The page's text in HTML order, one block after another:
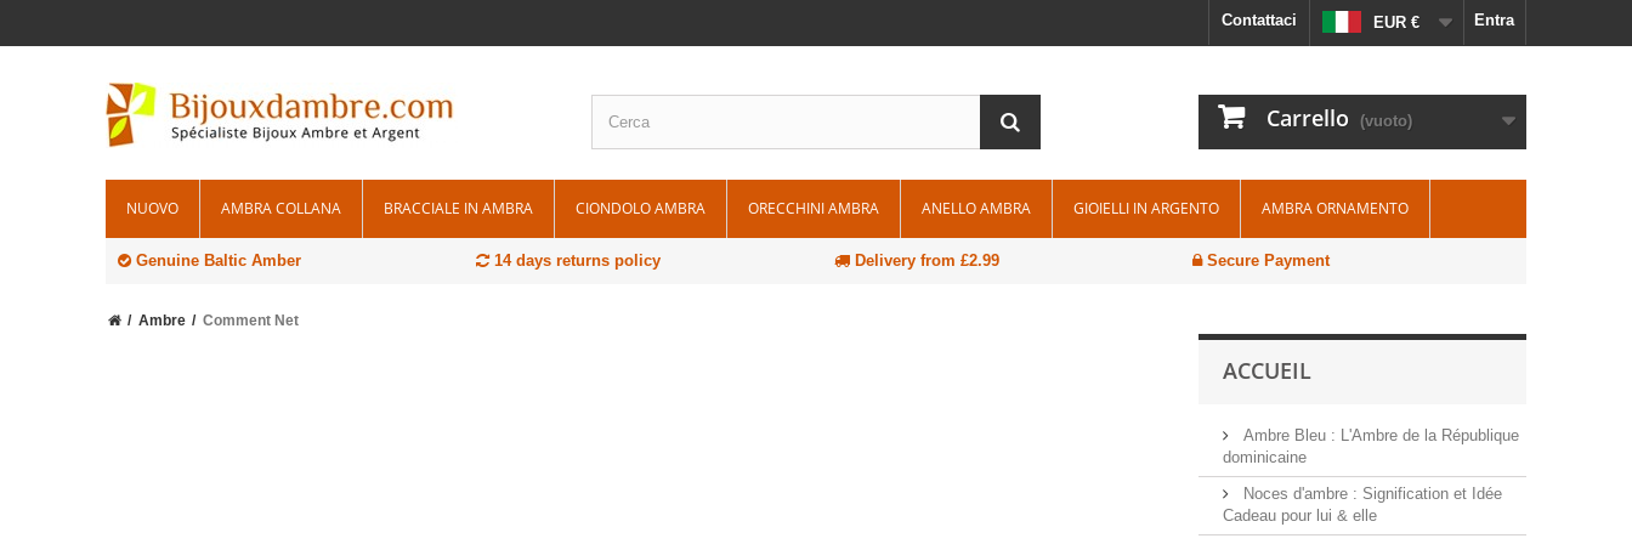
Entra
EUR €
Contattaci
Carrello (vuoto)
NUOVO AMBRA COLLANA BRACCIALE IN AMBRA CIONDOLO AMBRA ORECCHINI AMBRA ANELLO AMBRA GIOIELLI IN ARGENTO AMBRA ORNAMENTO
Genuine Baltic Amber 14 days returns policy Delivery from £2.99 Secure Payment
Ambre Comment Net
ACCUEIL
Ambre Bleu : L'Ambre de la République
dominicaine
Noces d'ambre : Signification et Idée
Cadeau pour lui & elle